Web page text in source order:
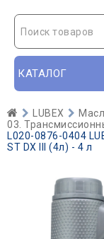
Поиск товаров
КАТАЛОГ
LUBEX
03.
L020-0876-0404
ST DX III (4л) - 4 л